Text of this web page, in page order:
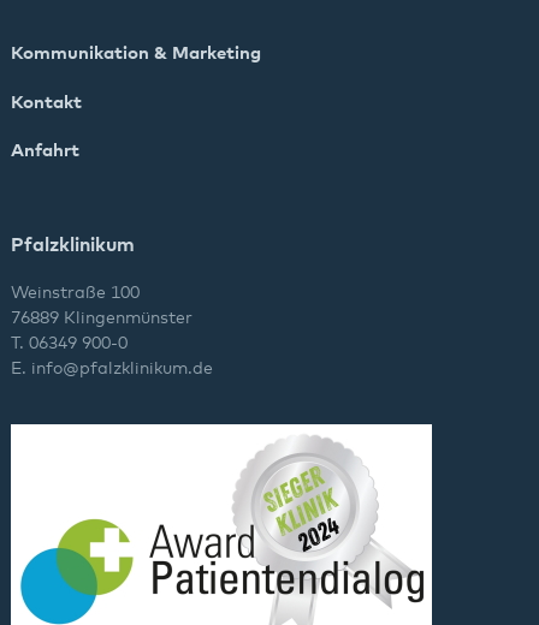
Kommunikation & Marketing
Kontakt
Anfahrt
Pfalzklinikum
Weinstraße 100
76889 Klingenmünster
T. 06349 900-0
E. info@pfalzklinikum.de